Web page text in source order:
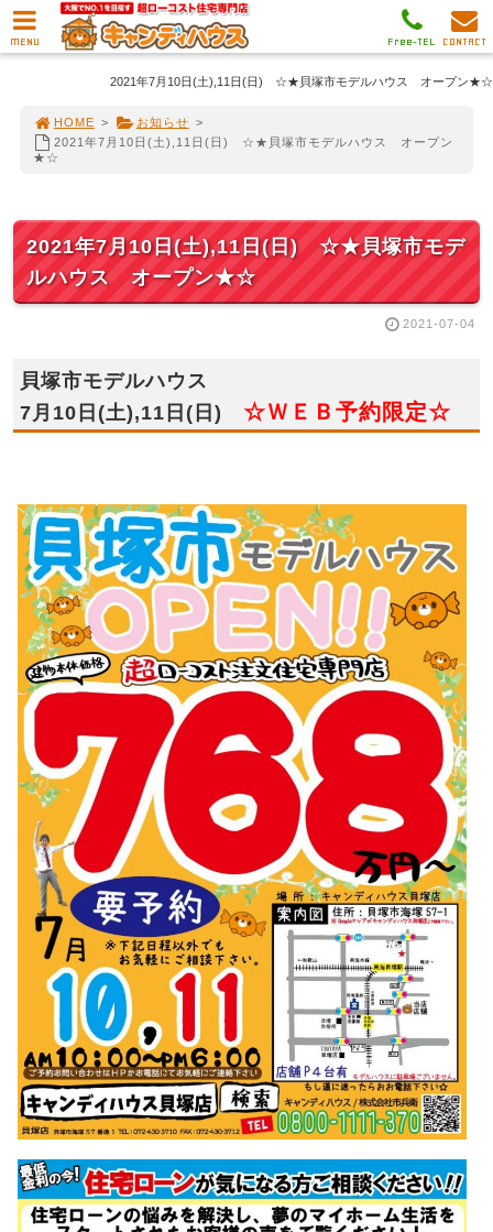
2021年7月10日(土),11日(日) ☆★貝塚市モデルハウス オープン★☆
HOME > お知らせ >
2021年7月10日(土),11日(日) ☆★貝塚市モデルハウス オープン
★☆
2021年7月10日(土),11日(日) ☆★貝塚市モデ
ルハウス オープン★☆
2021-07-04
貝塚市モデルハウス
7月10日(土),11日(日) ☆ＷＥＢ予約限定☆
MENU CONTACT
Free-TEL